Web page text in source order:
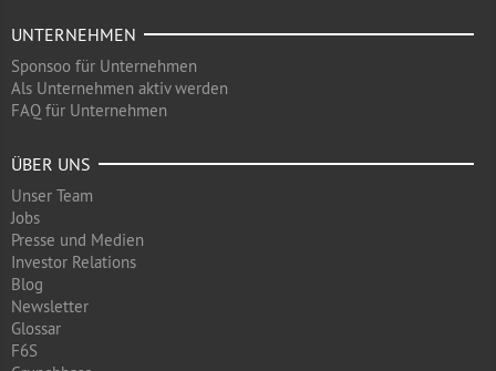
UNTERNEHMEN
Sponsoo für Unternehmen
Als Unternehmen aktiv werden
FAQ für Unternehmen
ÜBER UNS
Unser Team
Jobs
Presse und Medien
Investor Relations
Blog
Newsletter
Glossar
F6S